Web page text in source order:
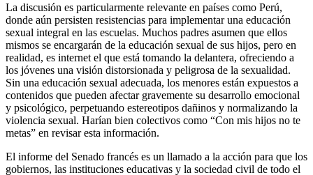
La discusión es particularmente relevante en países como Perú,
donde aún persisten resistencias para implementar una educación
sexual integral en las escuelas. Muchos padres asumen que ellos
mismos se encargarán de la educación sexual de sus hijos, pero en
realidad, es internet el que está tomando la delantera, ofreciendo a
los jóvenes una visión distorsionada y peligrosa de la sexualidad.
Sin una educación sexual adecuada, los menores están expuestos a
contenidos que pueden afectar gravemente su desarrollo emocional
y psicológico, perpetuando estereotipos dañinos y normalizando la
violencia sexual. Harían bien colectivos como “Con mis hijos no te
metas” en revisar esta información.
El informe del Senado francés es un llamado a la acción para que los
gobiernos, las instituciones educativas y la sociedad civil de todo el